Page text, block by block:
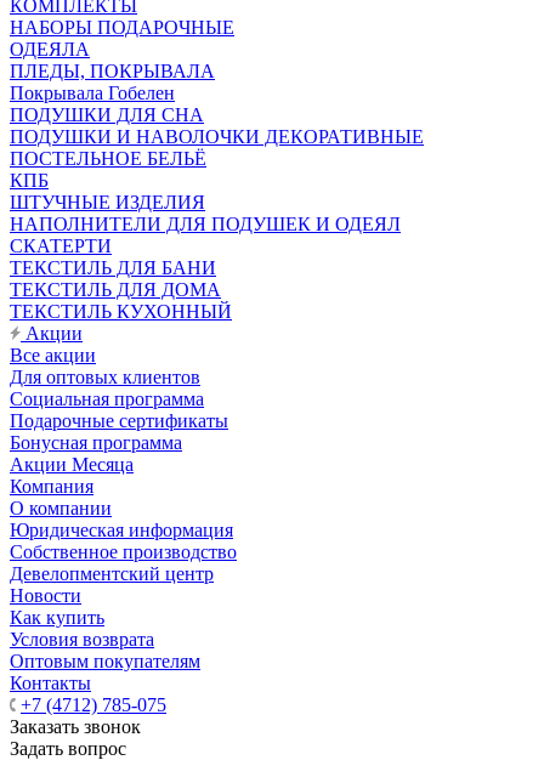
КОМПЛЕКТЫ
НАБОРЫ ПОДАРОЧНЫЕ
ОДЕЯЛА
ПЛЕДЫ, ПОКРЫВАЛА
Покрывала Гобелен
ПОДУШКИ ДЛЯ СНА
ПОДУШКИ И НАВОЛОЧКИ ДЕКОРАТИВНЫЕ
ПОСТЕЛЬНОЕ БЕЛЬЁ
КПБ
ШТУЧНЫЕ ИЗДЕЛИЯ
НАПОЛНИТЕЛИ ДЛЯ ПОДУШЕК И ОДЕЯЛ
СКАТЕРТИ
ТЕКСТИЛЬ ДЛЯ БАНИ
ТЕКСТИЛЬ ДЛЯ ДОМА
ТЕКСТИЛЬ КУХОННЫЙ
Акции
Все акции
Для оптовых клиентов
Социальная программа
Подарочные сертификаты
Бонусная программа
Акции Месяца
Компания
О компании
Юридическая информация
Собственное производство
Девелопментский центр
Новости
Как купить
Условия возврата
Оптовым покупателям
Контакты
+7 (4712) 785-075
Заказать звонок
Задать вопрос